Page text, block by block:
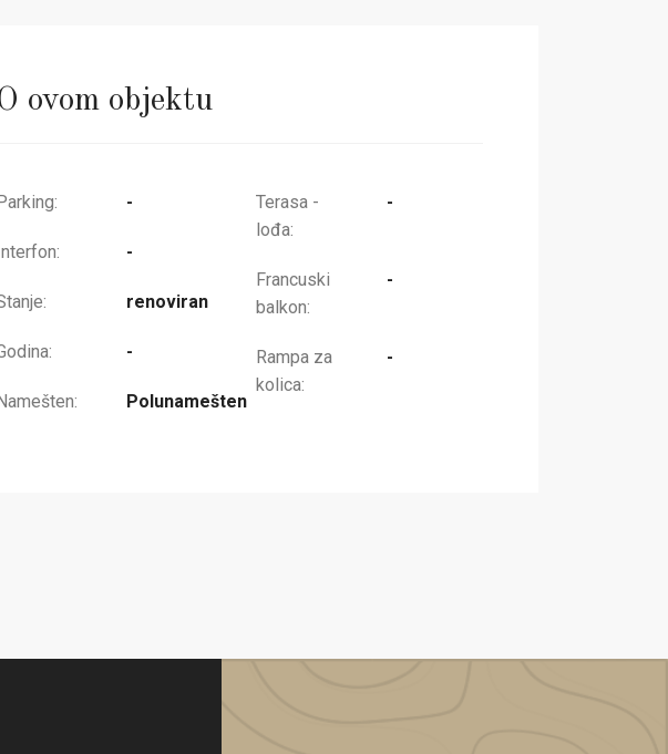
ovom objektu
-
-
renoviran
-
Polunamešten
Terasa -
lođa:
-
Francuski
balkon:
-
Rampa za
kolica:
-